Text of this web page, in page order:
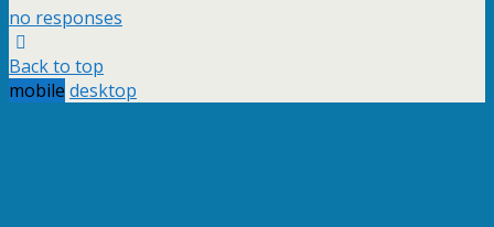
no responses
Back to top
mobile desktop